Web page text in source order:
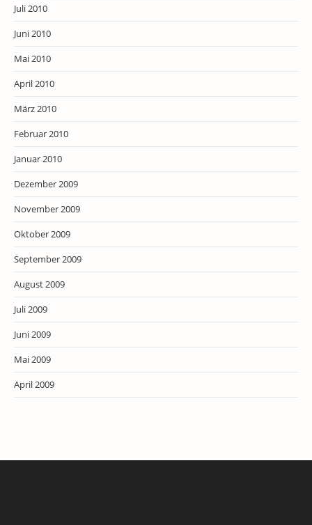
Juli 2010
Juni 2010
Mai 2010
April 2010
März 2010
Februar 2010
Januar 2010
Dezember 2009
November 2009
Oktober 2009
September 2009
August 2009
Juli 2009
Juni 2009
Mai 2009
April 2009